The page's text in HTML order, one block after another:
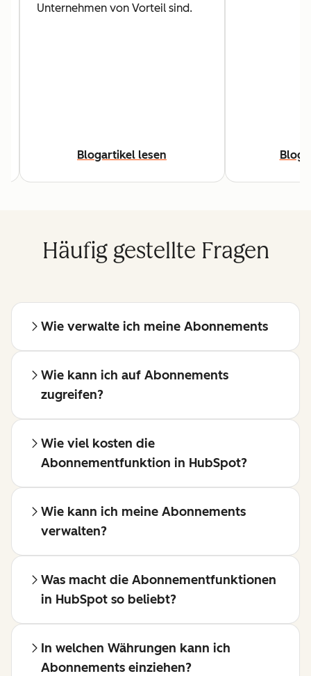
Unternehmen von Vorteil sind.
Blogartikel lesen
Häufig gestellte Fragen
Wie verwalte ich meine Abonnements
Wie kann ich auf Abonnements
zugreifen?
Wie viel kosten die
Abonnementfunktion in HubSpot?
Wie kann ich meine Abonnements
verwalten?
Was macht die Abonnementfunktionen
in HubSpot so beliebt?
In welchen Währungen kann ich
Abonnements einziehen?